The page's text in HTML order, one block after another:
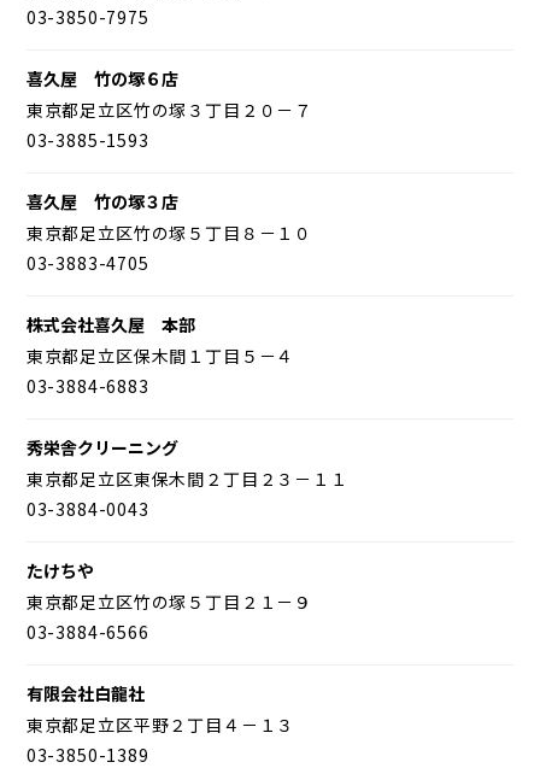
03-3850-7975
喜久屋 竹の塚６店
東京都足立区竹の塚３丁目２０－７
03-3885-1593
喜久屋 竹の塚３店
東京都足立区竹の塚５丁目８－１０
03-3883-4705
株式会社喜久屋 本部
東京都足立区保木間１丁目５－４
03-3884-6883
秀栄舎クリーニング
東京都足立区東保木間２丁目２３－１１
03-3884-0043
たけちや
東京都足立区竹の塚５丁目２１－９
03-3884-6566
有限会社白龍社
東京都足立区平野２丁目４－１３
03-3850-1389